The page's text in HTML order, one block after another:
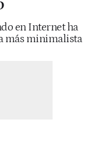
en Internet ha
más minimalista